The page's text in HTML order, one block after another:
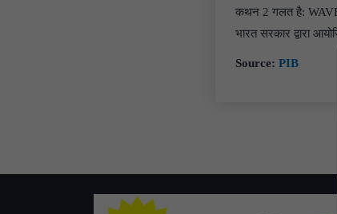
कथन 2 गलत है:
भारत सरकार द्वारा
Source: PIB